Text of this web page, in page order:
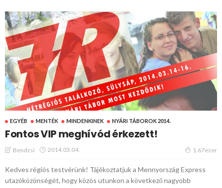
EGYÉB MENTÉK MINDENKINEK NYÁRI TÁBOROK 2014.
Fontos VIP meghívód érkezett!
Bendzsi 2014.03.04. 1.67ezer
Kedves régiós testvérünk! Tájékoztatjuk a Mennyország Express
utazóközönségét, hogy közös utunkon a következő nagyobb